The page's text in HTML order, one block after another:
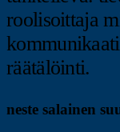
roolisoittaja
räätälöinti.
neste salainen